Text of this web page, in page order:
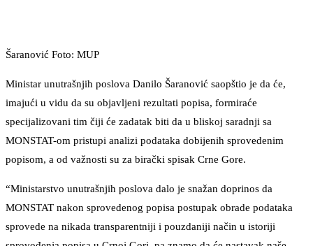
Šaranović Foto: MUP
Ministar unutrašnjih poslova Danilo Šaranović saopštio je da će,
imajući u vidu da su objavljeni rezultati popisa, formiraće
specijalizovani tim čiji će zadatak biti da u bliskoj saradnji sa
MONSTAT-om pristupi analizi podataka dobijenih sprovedenim
popisom, a od važnosti su za birački spisak Crne Gore.
“Ministarstvo unutrašnjih poslova dalo je snažan doprinos da
MONSTAT nakon sprovedenog popisa postupak obrade podataka
sprovede na nikada transparentniji i pouzdaniji način u istoriji